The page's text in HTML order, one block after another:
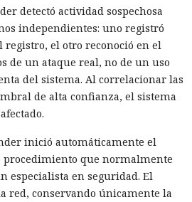
detectó actividad sospechosa
independientes: uno registró
el otro reconoció en el
de un ataque real, no de un uso
del sistema. Al correlacionar las
de alta confianza, el sistema
inició automáticamente el
que normalmente
especialista en seguridad. El
red, conservando únicamente la